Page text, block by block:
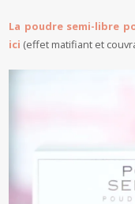
La poudre semi-libre
ici (effet matifiant et